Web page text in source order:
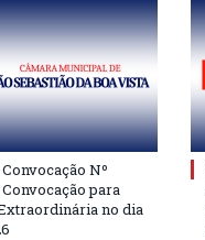
Nº
Convocação para
no dia